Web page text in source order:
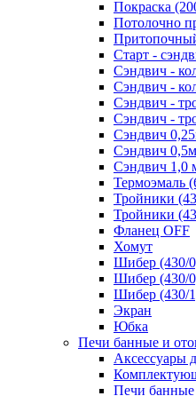
Покраска
Потолочно
Старт -
Сэндвич -
Сэндвич -
Сэндвич -
Сэндвич -
Сэндвич
Сэндвич 0,5м
Сэндвич 1,0
Термоэмаль
Тройники
Тройники
Фланец OFF
Хомут
Шибер (430/
Шибер (430/
Шибер (430/
Экран
Юбка
Печи банные и
Аксессуары
Печи банные